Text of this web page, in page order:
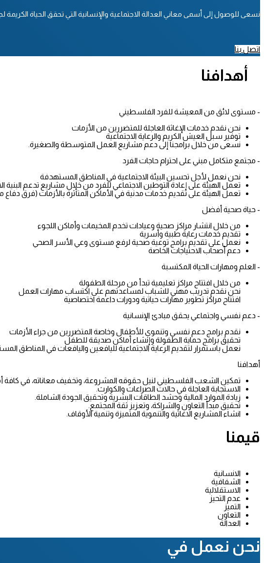
نسعى للوصول إلى أسمى معاني العدالة الاجتماعية والإنسانية التي تحقق الحياة الكريمة
اتصل بنا
أهدافنا
- مستوى لائق من المعيشة للفرد الفلسطيني
نحن نقدم خدمات الإغاثة العاجلة للمتضررين من الأزمات
توفير سبل العيش الكريم والرعاية الاجتماعية
نسعى من خلال برامجنا إلى دعم مشاريع العمل المتوسطة والصغيرة.
- مجتمع متكامل مبني على احترام حاجات الفرد
نحن نعمل لأجل تحسين البيئة الاجتماعية في المناطق المستهدفة
تعمل الهيئة على إعادة التوطين الاجتماعي للفرد من خلال مشاريع تدعم البنية
تعمل الهيئة على تقديم خدمات مدنية في الأماكن المتأثرة بالأزمات (فرق
- حياة صحية أفضل
من خلال انتشار مراكز صحية وعيادات تخدم المخيمات وأماكن اللجوء
تقديم خدمات رعاية طبية وأسرية
نعمل على تقديم برامج توعية صحية لرفع مستوى وعي الأسر الصحي
دعم أصحاب الاحتياجات الخاصة
- العلم ومهارات الحياة المكتسبة
من خلال افتتاح مراكز تعليمية تبدأ من مرحلة الطفولة
نحن نقدم تدريب مهني للشباب لمساعدتهم على اكتساب مهارات العمل
افتتاح مراكز تطوير مهارات حياتية ودورات داعمة اختصاصية
- دعم نفسي واجتماعي يحقق مبادئ الإنسانية
نقدم برامج دعم نفسي وتنموي للأطفال وخاصة المتضررين من جراء الأزمات
تحقيق برامج حماية الطفولة وإنشاء أماكن صديقة للطفل
نعمل باستمرار لتقديم الرعاية الاجتماعية لليافعين واليافعات في المناطق
أهدافنا
تمكين الشعب الفلسطيني لنيل حقوقه المشروعة، وتخفيف معاناته، في كافة
الاستجابة العاجلة في حالات الصراعات والكوارث.
زيادة الموارد المالية وحشد الطاقات البشرية وتحقيق الجودة الشاملة.
تحقيق مبدأ التعاون والشراكة، وتعزيز ثقة المجتمع.
انشاء المشاريع الاغاثية والتنموية المتميزة وتنمية الأوقاف.
قيمنا
الانسانية
الشفافية
الاستقلالية
عدم التحيز
التميز
التعاون
العدالة
نحن نعمل في